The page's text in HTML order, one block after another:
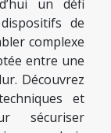
un défi
de
complexe
entre une
Découvrez
et
sécuriser